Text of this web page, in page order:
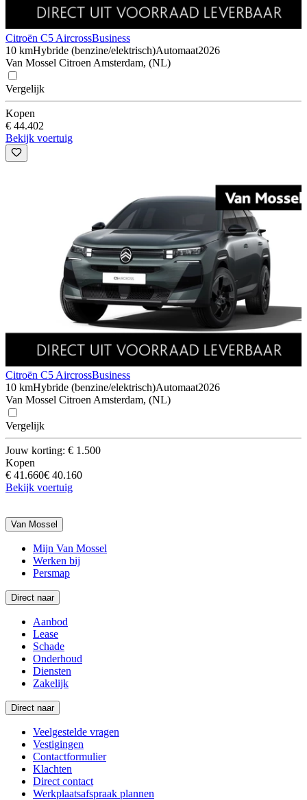
Citroën C5 AircrossBusiness
10 kmHybride (benzine/elektrisch)Automaat2026
Van Mossel Citroen Amsterdam, (NL)
Vergelijk
Kopen
€ 44.402
Bekijk voertuig
Citroën C5 AircrossBusiness
10 kmHybride (benzine/elektrisch)Automaat2026
Van Mossel Citroen Amsterdam, (NL)
Vergelijk
Jouw korting: € 1.500
Kopen
€ 41.660€ 40.160
Bekijk voertuig
Van Mossel
Mijn Van Mossel
Werken bij
Persmap
Direct naar
Aanbod
Lease
Schade
Onderhoud
Diensten
Zakelijk
Direct naar
Veelgestelde vragen
Vestigingen
Contactformulier
Klachten
Direct contact
Werkplaatsafspraak plannen